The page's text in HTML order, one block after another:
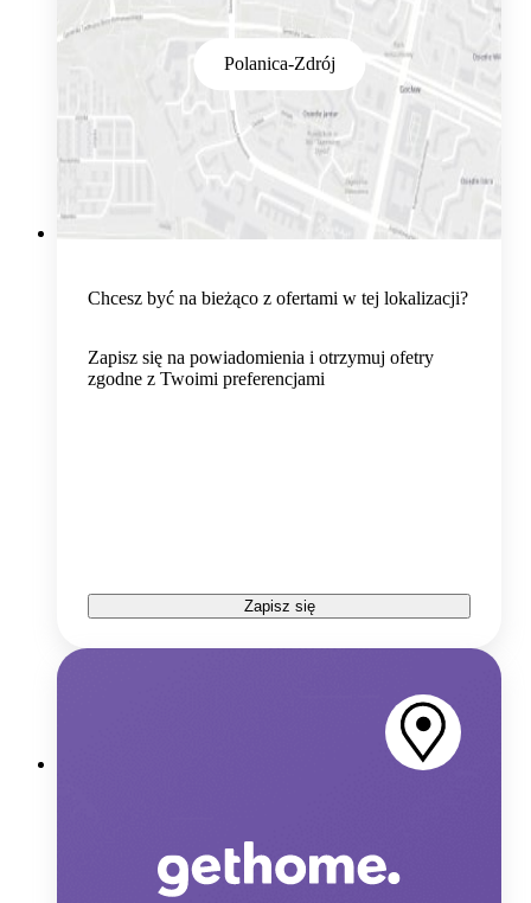
Polanica-Zdrój
Chcesz być na bieżąco z ofertami w tej lokalizacji?
Zapisz się na powiadomienia i otrzymuj ofetry
zgodne z Twoimi preferencjami
Zapisz się